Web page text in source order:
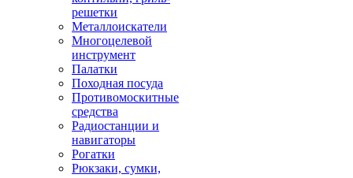
решетки
Металлоискатели
Многоцелевой
инструмент
Палатки
Походная посуда
Противомоскитные
средства
Радиостанции и
навигаторы
Рогатки
Рюкзаки, сумки,